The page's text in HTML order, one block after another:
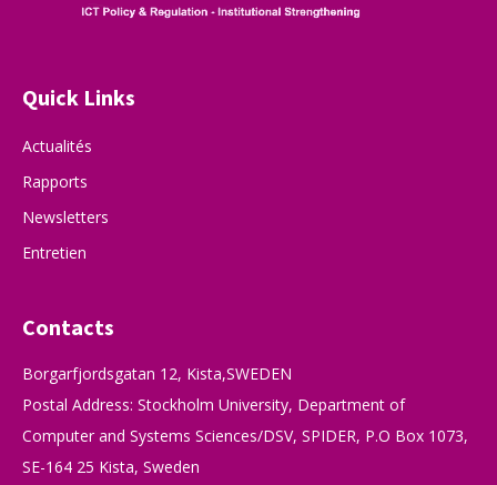
Quick Links
Actualités
Rapports
Newsletters
Entretien
Contacts
Borgarfjordsgatan 12, Kista,SWEDEN
Postal Address: Stockholm University, Department of
Computer and Systems Sciences/DSV, SPIDER, P.O Box 1073,
SE-164 25 Kista, Sweden